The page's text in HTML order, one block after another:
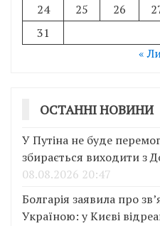
24
25 26
31
«
ОСТАННІ НОВИНИ
У Путіна не буде
збирається виходити з
08.08.2026 20:47
Болгарія заявила про
Україною: у Києві